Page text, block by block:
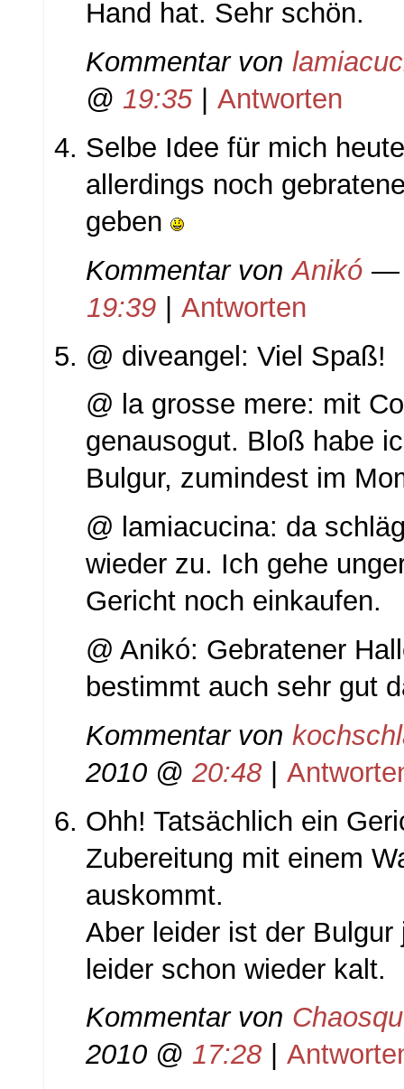
Hand hat. Sehr schön.
Kommentar von
@ 19:35
Antworten
Selbe Idee für mich
allerdings noch
geben
Kommentar vonAnikó —
19:39
Antworten
@ diveangel: Viel Spaß!
@ la grosse mere: mit
genausogut. Bloß habe
Bulgur, zumindest im
@ lamiacucina: da
wieder zu. Ich gehe
Gericht noch einkaufen.
@ Anikó: Gebratener
bestimmt auch sehr gut
Kommentar von
2010 @ 20:48
Ohh! Tatsächlich ein
Zubereitung mit einem
auskommt.
Aber leider ist der
leider schon wieder kalt.
Kommentar von
2010 @ 17:28